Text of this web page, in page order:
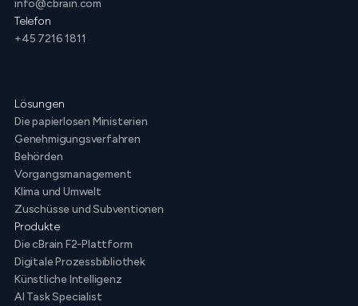
info@cbrain.com
Telefon
+45 7216 1811
Lösungen
Die papierlosen Ministerien
Genehmigungsverfahren
Behörden
Vorgangsmanagement
Klima und Umwelt
Zuschüsse und Subventionen
Produkte
Die cBrain F2-Plattform
Digitale Prozessbibliothek
Künstliche Intelligenz
AI Task Specialist